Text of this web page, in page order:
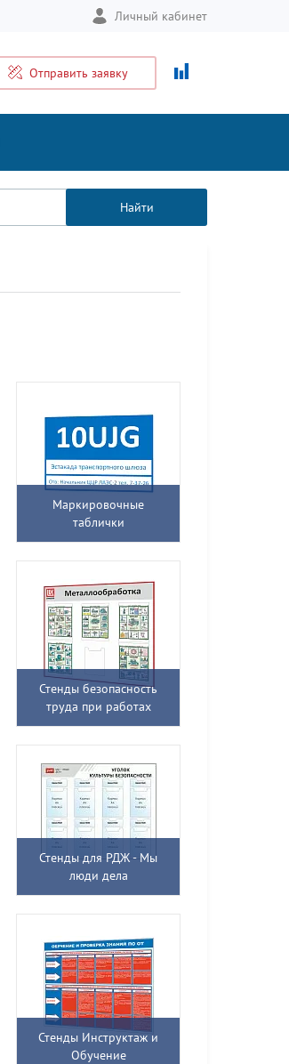
Личный кабинет
Отправить заявку
Найти
Маркировочные
таблички
Стенды безопасность
труда при работах
Стенды для РДЖ - Мы
люди дела
Стенды Инструктаж и
Обучение